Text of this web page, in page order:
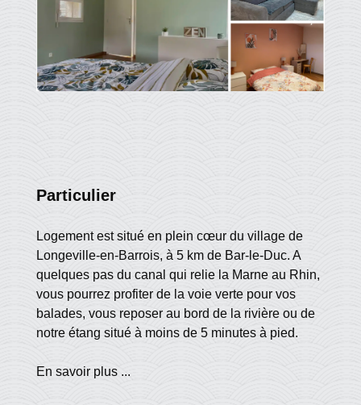
Particulier
Logement est situé en plein cœur du village de
Longeville-en-Barrois, à 5 km de Bar-le-Duc. A
quelques pas du canal qui relie la Marne au Rhin,
vous pourrez profiter de la voie verte pour vos
balades, vous reposer au bord de la rivière ou de
notre étang situé à moins de 5 minutes à pied.
En savoir plus ...